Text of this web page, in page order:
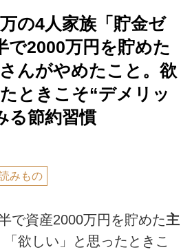
の4人家族「貯金ゼ
で2000万円を貯めた
んがやめたこと。欲
ときこそ“デメリッ
る節約習慣
みもの
で資産2000万円を貯めた主
「欲しい」と思ったときこ